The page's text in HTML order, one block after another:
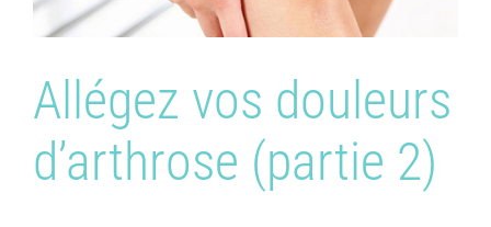
Allégez vos douleurs
d’arthrose (partie 2)